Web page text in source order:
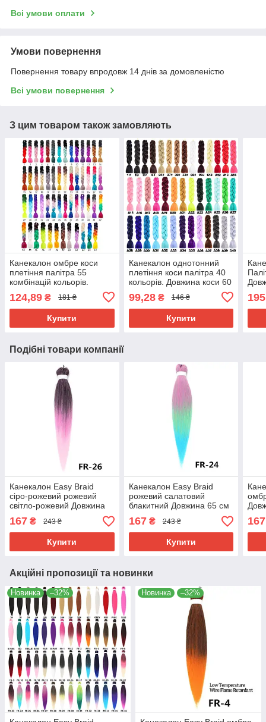
Всі умови оплати
Умови повернення
Повернення товару впродовж 14 днів за домовленістю
Всі умови повернення
З цим товаром також замовляють
Канекалон омбре коси
плетіння палітра 55
комбінацій кольорів.
Термостійкий
124,89 ₴ 181 ₴
Купити
Канекалон однотонний
плетіння коси палітра 40
кольорів. Довжина коси 60
99,28₴ 146 ₴
Купити
195
Подібні товари компанії
Канекалон Easy Braid
сіро-рожевий рожевий
світло-рожевий Довжина
65см Вага 90 грам
Низькотемпературний
100-150°С FR-26
167 ₴ 243 ₴
Купити
Канекалон Easy Braid
рожевий салатовий
блакитний Довжина 65 см
Вага 90 грам
Низькотемпературний
100-150°С FR-24
167₴ 243 ₴
Купити
грам
167
Акційні пропозиції та новинки
Новинка –32% Новинка –32%